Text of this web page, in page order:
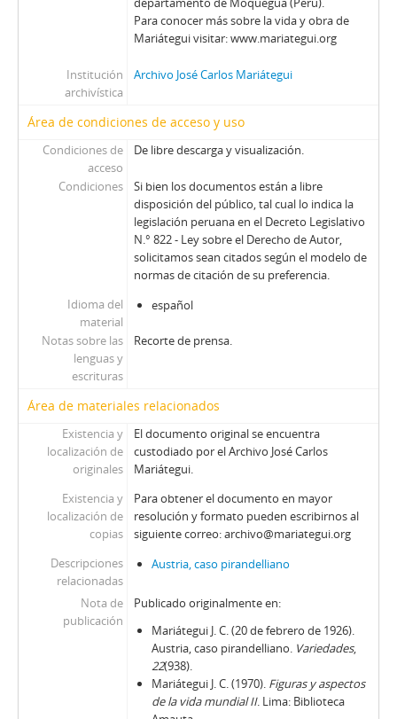
Para conocer más sobre la vida y obra de
Mariátegui visitar: www.mariategui.org
Institución
archivística
Archivo José Carlos Mariátegui
Área de condiciones de acceso y uso
Condiciones de
acceso
De libre descarga y visualización.
Condiciones
Si bien los documentos están a libre
disposición del público, tal cual lo indica la
legislación peruana en el Decreto Legislativo
N.° 822 - Ley sobre el Derecho de Autor,
solicitamos sean citados según el modelo de
normas de citación de su preferencia.
Idioma del
material
español
Notas sobre las
lenguas y
escrituras
Recorte de prensa.
Área de materiales relacionados
Existencia y
localización de
originales
El documento original se encuentra
custodiado por el Archivo José Carlos
Mariátegui.
Existencia y
localización de
copias
Para obtener el documento en mayor
resolución y formato pueden escribirnos al
siguiente correo: archivo@mariategui.org
Descripciones
relacionadas
Austria, caso pirandelliano
Nota de
publicación
Publicado originalmente en:
Mariátegui J. C. (20 de febrero de 1926).
Austria, caso pirandelliano. Variedades,
22(938).
Mariátegui J. C. (1970). Figuras y aspectos
de la vida mundial II. Lima: Biblioteca